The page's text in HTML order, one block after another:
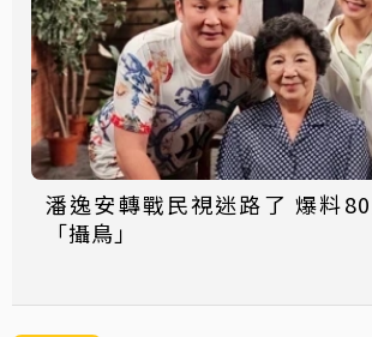
潘逸安轉戰民視迷路了 爆料80歲王滿嬌愛
「攝鳥」